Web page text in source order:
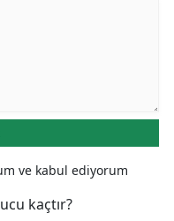
ve kabul ediyorum
kaçtır?